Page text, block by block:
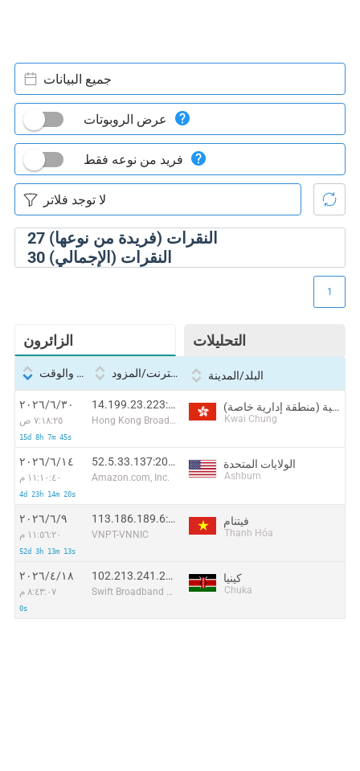
27 النقرات (فريدة من نوعها)
30 النقرات (الإجمالي)
جميع البيانات
عرض الروبوتات
فريد من نوعه فقط
الزائرون التحليلات
1
التاريخ والوقت بروتوكول الإنترنت/المزود البلد/المدينة
٣٠‏/٦‏/٢٠٢٦
٧:١٨:٢٥ ص
15d 8h 7m 45s
14.199.23.223:39478
Hong Kong Broadband Network Ltd
هونغ كونغ الصينية (منطقة إدارية خاصة)
Kwai Chung
١٤‏/٦‏/٢٠٢٦
١١:١٠:٤٠ م
4d 23h 14m 20s
52.5.33.137:20822
Amazon.com, Inc.
الولايات المتحدة
Ashburn
٩‏/٦‏/٢٠٢٦
١١:٥٦:٢٠ م
52d 3h 13m 13s
113.186.189.6:52418
VNPT-VNNIC
فيتنام
Thanh Hóa
١٨‏/٤‏/٢٠٢٦
٨:٤٣:٠٧ م
0s
102.213.241.216
Swift Broadband Limited
كينيا
Chuka